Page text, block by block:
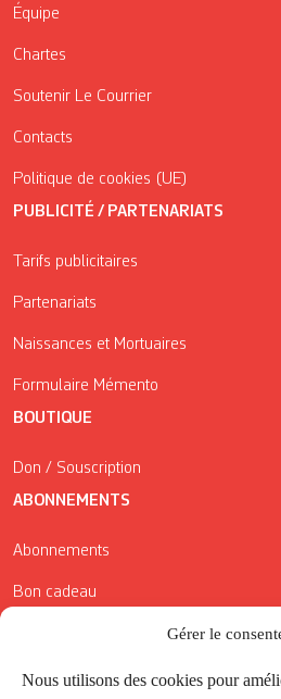
Gérer le
Nous utilisons des cookies pour
Équipe
Chartes
Soutenir Le Courrier
Contacts
Politique de cookies (UE)
PUBLICITÉ / PARTENARIATS
Tarifs publicitaires
Partenariats
Naissances et Mortuaires
Formulaire Mémento
BOUTIQUE
Don / Souscription
ABONNEMENTS
Abonnements
Bon cadeau
Conditions générales de vente
Réductions de la Carte Côté Courrier